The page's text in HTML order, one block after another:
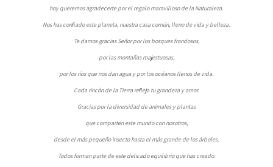
hoy queremos agradecerte por el regalo maravilloso de la Naturaleza.
Nos has conﬁado este planeta, nuestra casa común, lleno de vida y belleza.
Te damos gracias Señor por los bosques frondosos,
por las montañas majestuosas,
por los ríos que nos dan agua y por los océanos llenos de vida.
Cada rincón de la Tierra reﬂeja tu grandeza y amor.
Gracias por la diversidad de animales y plantas
que comparten este mundo con nosotros,
desde el más pequeño insecto hasta el más grande de los árboles.
Todos forman parte de este delicado equilibrio que has creado.